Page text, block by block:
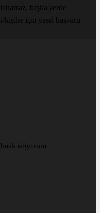
başka yerde
kişiler için yasal başvuru
istiyorum